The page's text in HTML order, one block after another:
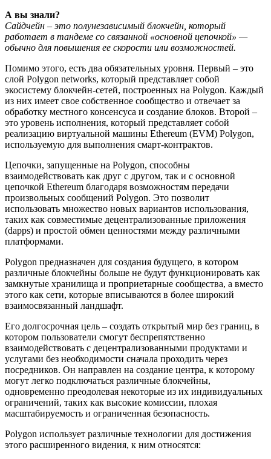
А вы знали?
Сайдчейн – это полунезависимый блокчейн, который
работает в тандеме со связанной «основной цепочкой» —
обычно для повышения ее скорости или возможностей.
Помимо этого, есть два обязательных уровня. Первый – это
слой Polygon networks, который представляет собой
экосистему блокчейн-сетей, построенных на Polygon. Каждый
из них имеет свое собственное сообщество и отвечает за
обработку местного консенсуса и создание блоков. Второй –
это уровень исполнения, который представляет собой
реализацию виртуальной машины Ethereum (EVM) Polygon,
используемую для выполнения смарт-контрактов.
Цепочки, запущенные на Polygon, способны
взаимодействовать как друг с другом, так и с основной
цепочкой Ethereum благодаря возможностям передачи
произвольных сообщений Polygon. Это позволит
использовать множество новых вариантов использования,
таких как совместимые децентрализованные приложения
(dapps) и простой обмен ценностями между различными
платформами.
Polygon предназначен для создания будущего, в котором
различные блокчейны больше не будут функционировать как
замкнутые хранилища и проприетарные сообщества, а вместо
этого как сети, которые вписываются в более широкий
взаимосвязанный ландшафт.
Его долгосрочная цель – создать открытый мир без границ, в
котором пользователи смогут беспрепятственно
взаимодействовать с децентрализованными продуктами и
услугами без необходимости сначала проходить через
посредников. Он направлен на создание центра, к которому
могут легко подключаться различные блокчейны,
одновременно преодолевая некоторые из их индивидуальных
ограничений, таких как высокие комиссии, плохая
масштабируемость и ограниченная безопасность.
Polygon использует различные технологии для достижения
этого расширенного видения, к ним относятся: